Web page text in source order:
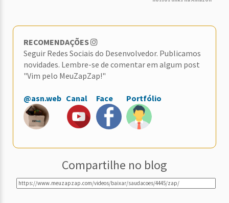
RECOMENDAÇÕES
Seguir Redes Sociais do Desenvolvedor. Publicamos
novidades. Lembre-se de comentar em algum post
"Vim pelo MeuZapZap!"
@asn.web Canal Face Portfólio
Compartilhe no blog